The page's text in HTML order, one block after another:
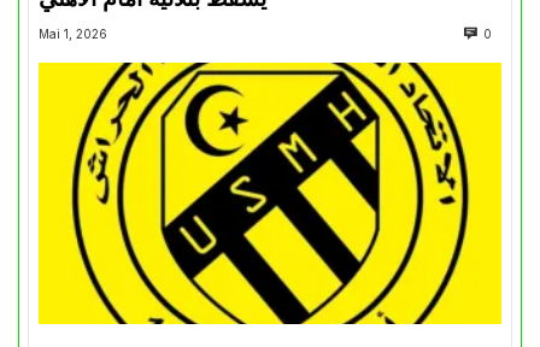
Mai 1, 2026 0